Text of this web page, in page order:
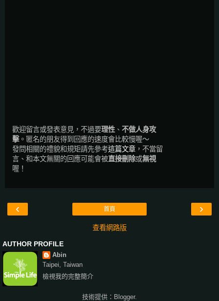
歡迎留言或發表意見，不過要理性、 不做人身攻
擊。匿名的朋友得到回應的速度會比較慢喔～
發問相關的禮貌和規矩請先參考這篇文章 ，不當留
言、和本文無關的回應可能會被直接刪除或無視
喔！
‹ ›
首頁
查看網路版
AUTHOR PROFILE
Abin
Taipei, Taiwan
檢視我的完整簡介
技術提供： Blogger.